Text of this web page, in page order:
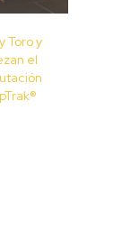
Toro y
el